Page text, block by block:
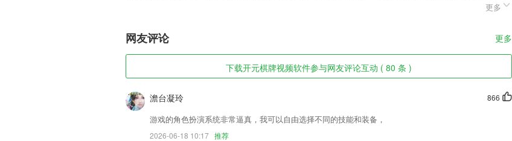
自己，修炼成顶级的尊者。多样的武学心法，修炼出独特的招式组合，畅快的战斗体验感受最极致的仙侠冒险。
伙伴可以来试试。
2,随时都可以找到您签约的医生，您就能及时获得医生提供的服务；
3,青医说教育经过5年考研陪读班的探索，2年执业医陪读班的学习，致力于帮助广大考生答疑解惑，提高分数。
4,来到这里可以随时在线欣赏各种古代书法名作
更多
网友评论 更多
下载开元棋牌视频软件参与网友评论互动 ( 80 条 )
866
澹台凝玲
游戏的角色扮演系统非常逼真，我可以自由选择不同的技能和装备，
2026-06-18 10:17 推荐